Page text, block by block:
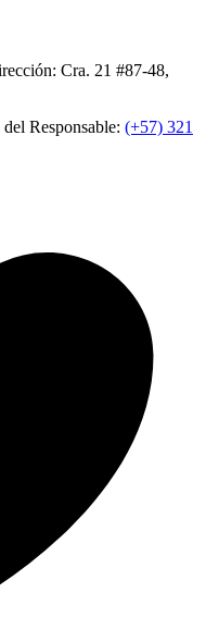
Cra. 21 #87-48,
Responsable: (+57) 321